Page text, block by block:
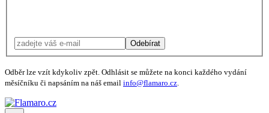
Odebírat
Odběr lze vzít kdykoliv zpět. Odhlásit se můžete na konci každého vydání
měsíčníku či napsáním na náš email info@flamaro.cz.